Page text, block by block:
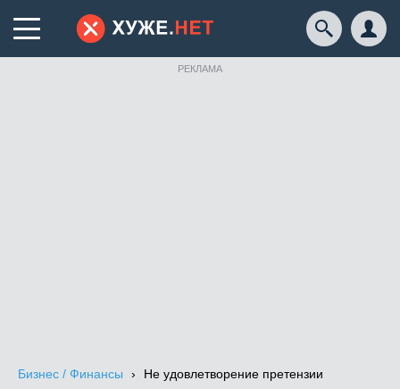
РЕКЛАМА
Бизнес / Финансы Не удовлетворение претензии